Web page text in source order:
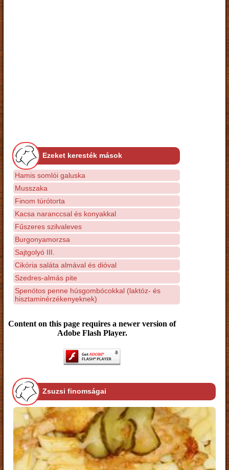
Ezeket keresték mások
Hamis somlói galuska
Musszaka
Finom túrótorta
Kacsa naranccsal és konyakkal
Fűszeres szilvaleves
Burgonyamorzsa
Sajtgolyó III.
Cikória saláta almával és dióval
Szedres-almás pite
Spenótos penne húsgombócokkal (laktóz- és
hisztaminérzékenyeknek)
Content on this page requires a newer version of
Adobe Flash Player.
Zsuzsi finomságai